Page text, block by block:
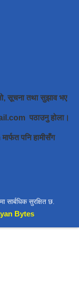
सूचना तथा सुझाव भए
पठाउनु होला।
पनि हामीसँग
सार्बधिक सुरक्षित छ.
Bytes